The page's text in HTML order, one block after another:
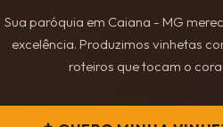
Sua paróquia em Caiana - MG
excelência. Produzimos vinhetas
roteiros que tocam o